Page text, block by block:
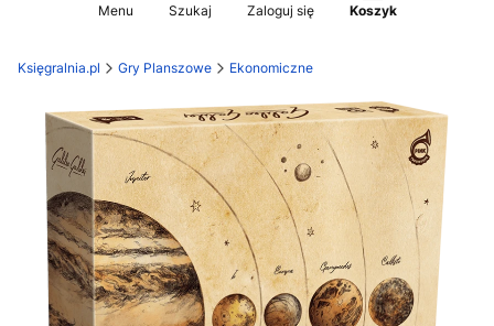
Menu Szukaj Zaloguj się Koszyk
Księgralnia.pl Gry Planszowe Ekonomiczne